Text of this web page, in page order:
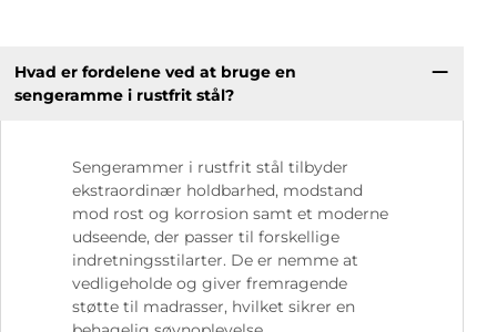
Hvad er fordelene ved at bruge en
sengeramme i rustfrit stål?
Sengerammer i rustfrit stål tilbyder
ekstraordinær holdbarhed, modstand
mod rost og korrosion samt et moderne
udseende, der passer til forskellige
indretningsstilarter. De er nemme at
vedligeholde og giver fremragende
støtte til madrasser, hvilket sikrer en